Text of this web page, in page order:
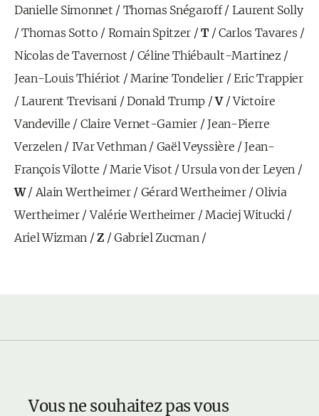
Danielle Simonnet / Thomas Snégaroff/ Laurent Solly
/Thomas Sotto / Romain Spitzer /T /Carlos Tavares /
Nicolas de Tavernost / Céline Thiébault-Martinez /
Jean-Louis Thiériot /Marine Tondelier/Eric Trappier
/Laurent Trevisani/Donald Trump /V /Victoire
Vandeville / Claire Vernet-Garnier /Jean-Pierre
Verzelen/ IVar Vethman/ Gaël Veyssière /Jean-
François Vilotte /Marie Visot /Ursula von der Leyen /
W/Alain Wertheimer/ Gérard Wertheimer/Olivia
Wertheimer/Valérie Wertheimer /Maciej Witucki/
Ariel Wizman /Z /Gabriel Zucman/
Vous ne souhaitez pas vous